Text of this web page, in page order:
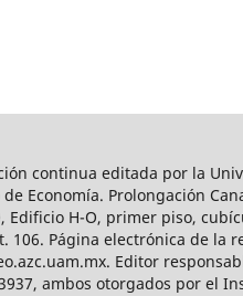
continua editada por la
Economía. Prolongación
Edificio H-O, primer piso,
106. Página electrónica de la
Editor
ambos otorgados por el